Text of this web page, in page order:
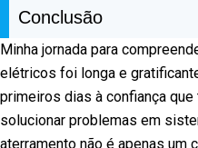
Conclusão
Minha jornada para
elétricos foi longa e
primeiros dias à confiança
solucionar problemas em
aterramento não é apenas um